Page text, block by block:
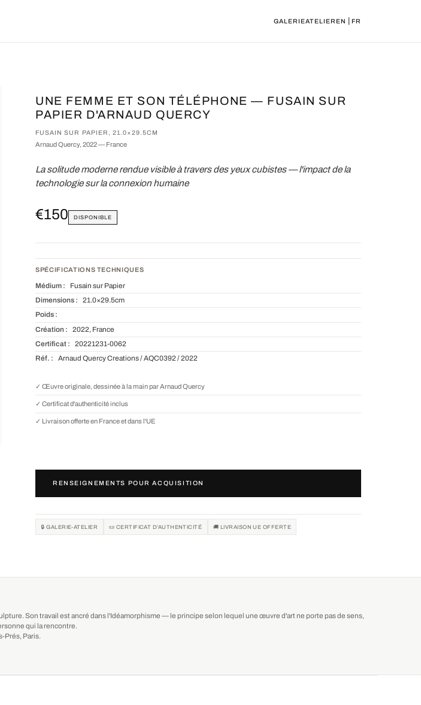
GALERIEATELIEREN FR
UNE FEMME ET SON TÉLÉPHONE — FUSAIN SUR
PAPIER D'ARNAUD QUERCY
FUSAIN SUR PAPIER, 21.0×29.5CM
Arnaud Quercy, 2022 — France
La solitude moderne rendue visible à travers des yeux cubistes — l'impact de la
technologie sur la connexion humaine
€150 DISPONIBLE
SPÉCIFICATIONS TECHNIQUES
Médium : Fusain sur Papier
Dimensions : 21.0×29.5cm
Poids :
Création : 2022, France
Certificat : 20221231-0062
Réf. : Arnaud Quercy Creations / AQC0392 / 2022
✓ Œuvre originale, dessinée à la main par Arnaud Quercy
✓ Certificat d'authenticité inclus
✓ Livraison offerte en France et dans l'UE
RENSEIGNEMENTS POUR ACQUISITION
🔒 GALERIE-ATELIER 📜 CERTIFICAT D'AUTHENTICITÉ 🚚 LIVRAISON UE OFFERTE
Son travail est ancré dans l'Idéamorphisme — le principe selon lequel une œuvre d'art ne porte pas de sens,
qui la rencontre.
Prés, Paris.